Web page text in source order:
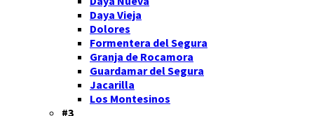
Daya Vieja
Dolores
Formentera del Segura
Granja de Rocamora
Guardamar del Segura
Jacarilla
Los Montesinos
#3